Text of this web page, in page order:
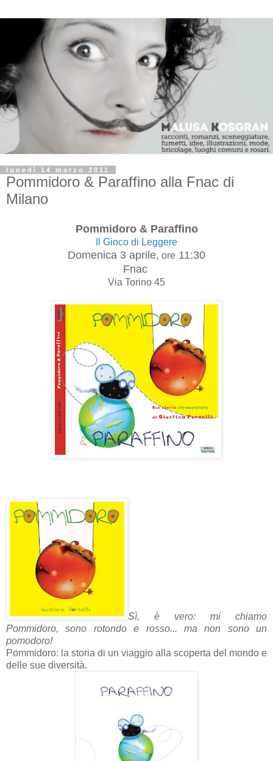
lunedì 14 marzo 2011
Pommidoro & Paraffino alla Fnac di
Milano
Pommidoro & Paraffino
Il Gioco di Leggere
Domenica 3 aprile, ore 11:30
Fnac
Via Torino 45
Sì, è vero: mi chiamo
Pommidoro, sono rotondo e rosso... ma non sono un
pomodoro!
Pommidoro: la storia di un viaggio alla scoperta del mondo e
delle sue diversità.